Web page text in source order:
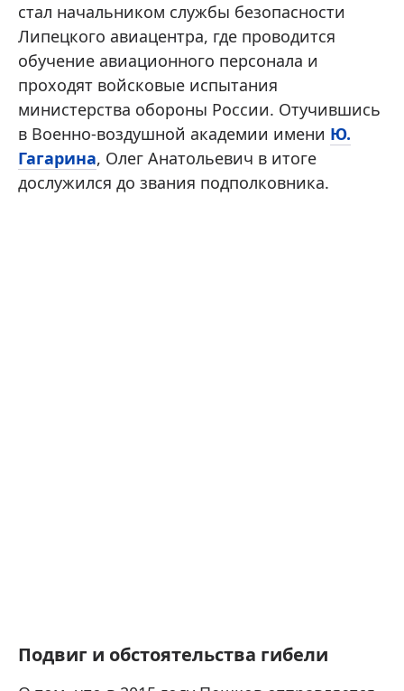
стал начальником службы безопасности
Липецкого авиацентра, где проводится
обучение авиационного персонала и
проходят войсковые испытания
министерства обороны России. Отучившись
в Военно-воздушной академии имени Ю.
Гагарина, Олег Анатольевич в итоге
дослужился до звания подполковника.
Подвиг и обстоятельства гибели